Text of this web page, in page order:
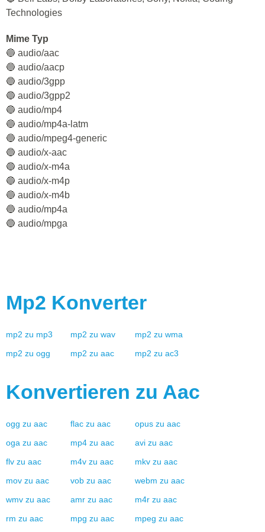
Technologies
Mime Typ
🔵 audio/aac
🔵 audio/aacp
🔵 audio/3gpp
🔵 audio/3gpp2
🔵 audio/mp4
🔵 audio/mp4a-latm
🔵 audio/mpeg4-generic
🔵 audio/x-aac
🔵 audio/x-m4a
🔵 audio/x-m4p
🔵 audio/x-m4b
🔵 audio/mp4a
🔵 audio/mpga
Mp2 Konverter
mp2 zu mp3 mp2 zu wav mp2 zu wma
mp2 zu ogg mp2 zu aac mp2 zu ac3
Konvertieren zu Aac
ogg zu aac flac zu aac opus zu aac
oga zu aac mp4 zu aac avi zu aac
flv zu aac m4v zu aac mkv zu aac
mov zu aac vob zu aac webm zu aac
wmv zu aac amr zu aac m4r zu aac
rm zu aac mpg zu aac mpeg zu aac